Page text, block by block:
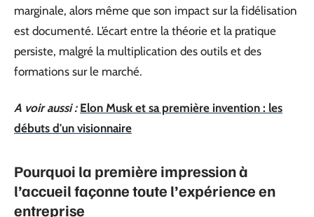
marginale, alors même que son impact sur la fidélisation
est documenté. L’écart entre la théorie et la pratique
persiste, malgré la multiplication des outils et des
formations sur le marché.
A voir aussi : Elon Musk et sa première invention : les
débuts d'un visionnaire
Pourquoi la première impression à
l’accueil façonne toute l’expérience en
entreprise